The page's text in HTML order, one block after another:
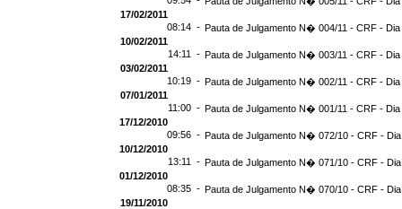
17/02/2011
08:14 - Pauta de Julgamento N� 004/11 - CRF - Dia
10/02/2011
14:11 - Pauta de Julgamento N� 003/11 - CRF - Dia
03/02/2011
10:19 - Pauta de Julgamento N� 002/11 - CRF - Dia
07/01/2011
11:00 - Pauta de Julgamento N� 001/11 - CRF - Dia
17/12/2010
09:56 - Pauta de Julgamento N� 072/10 - CRF -
10/12/2010
13:11 - Pauta de Julgamento N� 071/10 - CRF -
01/12/2010
08:35 - Pauta de Julgamento N� 070/10 - CRF -
19/11/2010